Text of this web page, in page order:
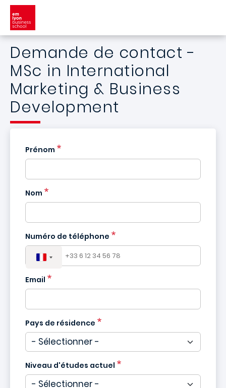
Aller au contenu principal
Demande de contact -
MSc in International
Marketing & Business
Development
Prénom
Nom
Numéro de téléphone
France
Email
Pays de résidence
Niveau d'études actuel